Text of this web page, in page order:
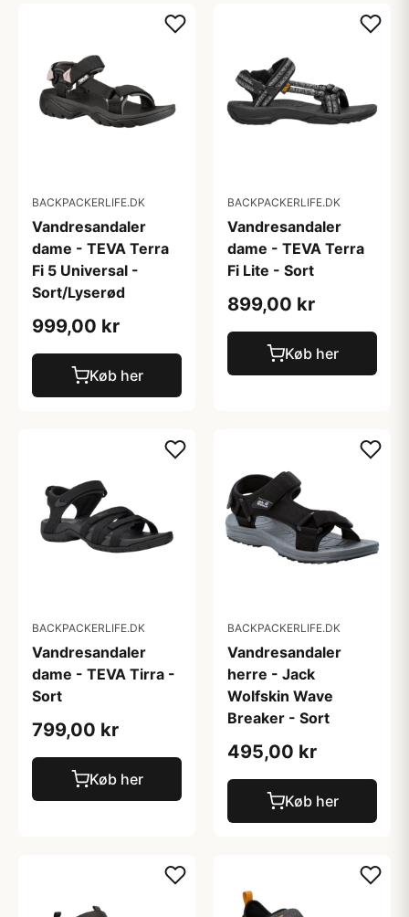
BACKPACKERLIFE.DK
Vandresandaler
dame - TEVA Terra
Fi 5 Universal -
Sort/Lyserød
999,00 kr
Køb her
BACKPACKERLIFE.DK
Vandresandaler
dame - TEVA Terra
Fi Lite - Sort
899,00 kr
Køb her
BACKPACKERLIFE.DK
Vandresandaler
dame - TEVA Tirra -
Sort
799,00 kr
Køb her
BACKPACKERLIFE.DK
Vandresandaler
herre - Jack
Wolfskin Wave
Breaker - Sort
495,00 kr
Køb her